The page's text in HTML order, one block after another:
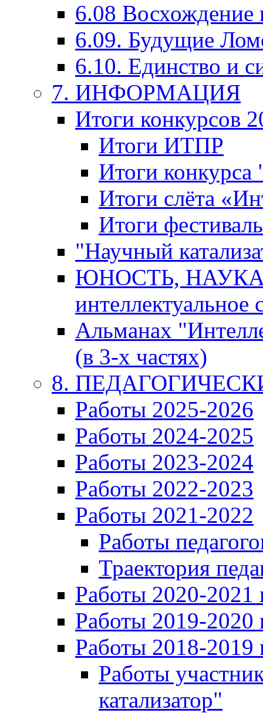
6.08 Восхождение
6.09. Будущие
6.10. Единство и
7. ИНФОРМАЦИЯ
Итоги конкурсов
Итоги ИТПР
Итоги
Итоги слёта
Итоги
"Научный
ЮНОСТЬ,
интеллектуальное
Альманах
(в 3-х частях)
8.
Работы 2025-2026
Работы 2024-2025
Работы 2023-2024
Работы 2022-2023
Работы 2021-2022
Работы
Траектория
Работы 2020-2021
Работы 2019-2020
Работы 2018-2019
Работы
катализатор"